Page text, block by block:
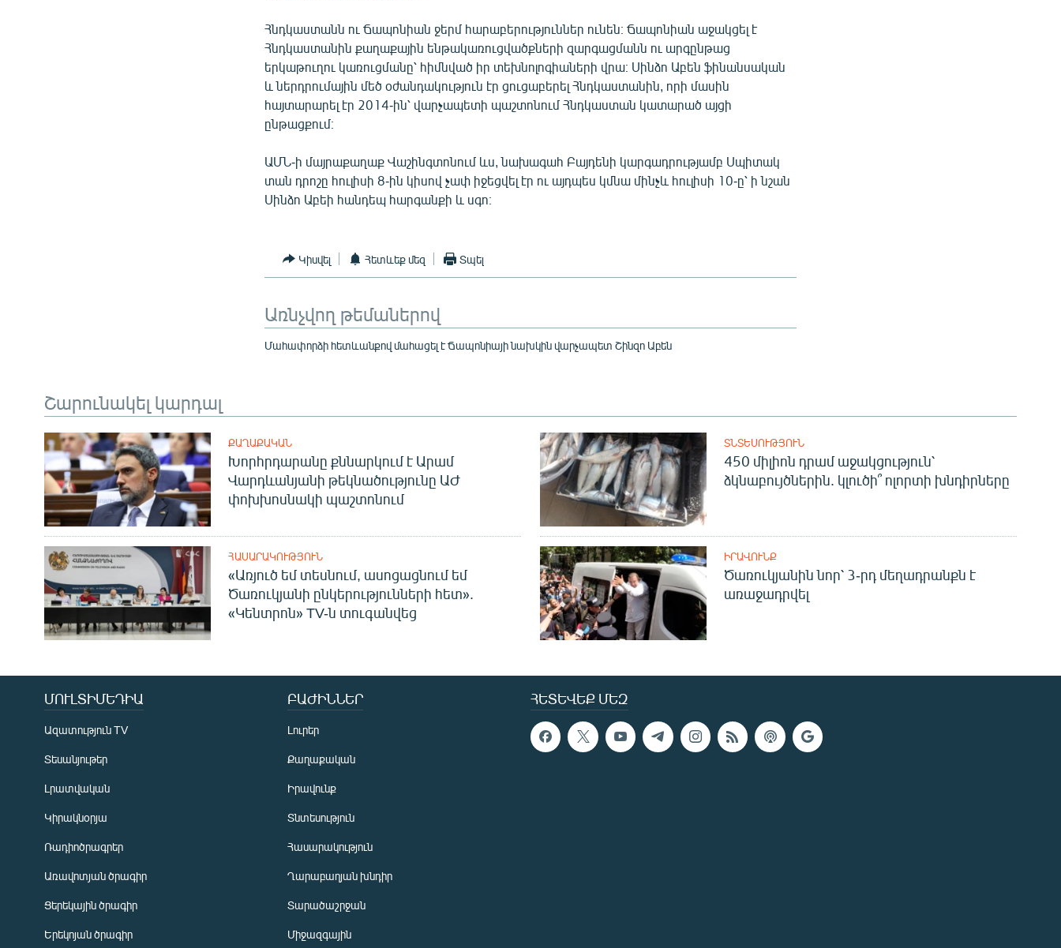
Հնդկաստանն ու Ճապոնիան ջերմ հարաբերություններ ունեն։ Ճապոնիան աջակցել է
Հնդկաստանին քաղաքային ենթակառուցվածքների զարգացմանն ու արգընթաց
երկաթուղու կառուցմանը՝ հիմնված իր տեխնոլոգիաների վրա։ Սինձո Աբեն ֆինանսական
և ներդրումային մեծ օժանդակություն էր ցուցաբերել Հնդկաստանին, որի մասին
հայտարարել էր 2014-ին՝ վարչապետի պաշտոնում Հնդկաստան կատարած այցի
ընթացքում։
ԱՄՆ-ի մայրաքաղաք Վաշինգտոնում ևս, նախագահ Բայդենի կարգադրությամբ Սպիտակ
տան դրոշը հուլիսի 8-ին կիսով չափ իջեցվել էր ու այդպես կմնա մինչև հուլիսի 10-ը՝ ի նշան
Սինձո Աբեի հանդեպ հարգանքի և սգո։
Կիսվել Հետևեք մեզ Տպել
Առնչվող թեմաներով
Մահափորձի հետևանքով մահացել է Ճապոնիայի նախկին վարչապետ Շինզո Աբեն
Շարունակել կարդալ
ՔԱՂԱՔԱԿԱՆ
Խորհրդարանը քննարկում է Արամ
Վարդևանյանի թեկնածությունը ԱԺ
փոխխոսնակի պաշտոնում
ՏՆՏԵՍՈՒԹՅՈՒՆ
450 միլիոն դրամ աջակցություն՝
ձկնաբույծներին. կլուծի՞ ոլորտի խնդիրները
ՀԱՍԱՐԱԿՈՒԹՅՈՒՆ
«Առյուծ եմ տեսնում, ասոցացնում եմ
Ծառուկյանի ընկերությունների հետ».
«Կենտրոն» TV-ն տուգանվեց
ԻՐԱՎՈՒՆՔ
Ծառուկյանին նոր՝ 3-րդ մեղադրանքն է
առաջադրվել
ՀԵՏԵՎԵՔ ՄԵԶ
ՄՈՒԼՏԻՄԵԴԻԱ
Ազատություն TV
Տեսանյութեր
Լրատվական
Կիրակնօրյա
Ռադիոծրագրեր
Առավոտյան ծրագիր
Ցերեկային ծրագիր
Երեկոյան ծրագիր
ԲԱԺԻՆՆԵՐ
Լուրեր
Քաղաքական
Իրավունք
Տնտեսություն
Հասարակություն
Ղարաբաղյան խնդիր
Տարածաշրջան
Միջազգային